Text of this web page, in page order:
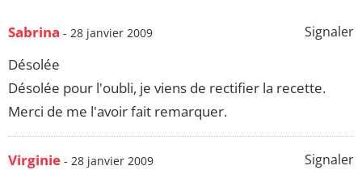
Signaler
Sabrina - 28 janvier 2009
Désolée
Désolée pour l'oubli, je viens de rectifier la recette.
Merci de me l'avoir fait remarquer.
Signaler
Virginie - 28 janvier 2009